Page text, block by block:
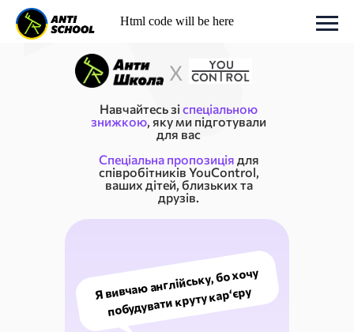
Html code will be here
Навчайтесь зіспеціальною
знижкою, яку ми підготували
для вас
Спеціальна пропозиція для
співробітників YouControl,
ваших дітей, близьких та
друзів.
Я вивчаю англійську, бо хочу
побудувати круту кар‘єру
X